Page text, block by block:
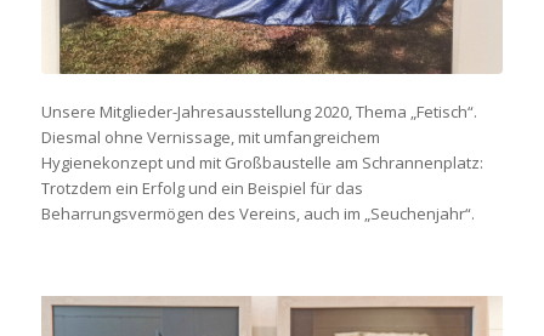
Unsere Mitglieder-Jahresausstellung 2020, Thema „Fetisch“.
Diesmal ohne Vernissage, mit umfangreichem
Hygienekonzept und mit Großbaustelle am Schrannenplatz:
Trotzdem ein Erfolg und ein Beispiel für das
Beharrungsvermögen des Vereins, auch im „Seuchenjahr“.